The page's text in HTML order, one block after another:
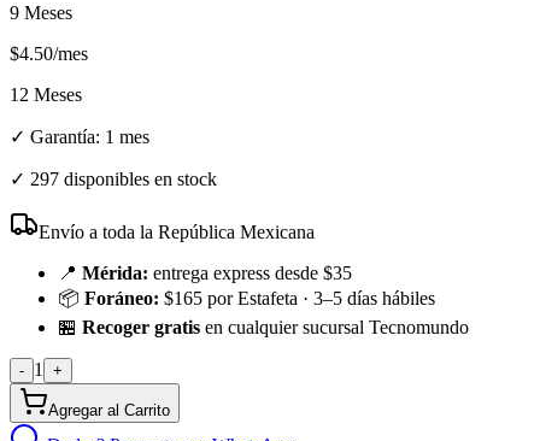
9 Meses
$4.50/mes
12 Meses
✓ Garantía: 1 mes
✓ 297 disponibles en stock
Envío a toda la República Mexicana
📍 Mérida: entrega express desde $35
📦 Foráneo: $165 por Estafeta · 3–5 días hábiles
🏪 Recoger gratis en cualquier sucursal Tecnomundo
- 1 +
Agregar al Carrito